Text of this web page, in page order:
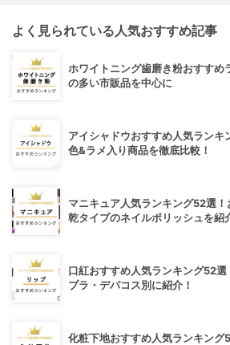
よく見られている人気おすすめ記事
ホワイトニング歯磨き粉おすすめ
の多い市販品を中心に
アイシャドウおすすめ人気ラン
色&ラメ入り商品を徹底比較！
マニキュア人気ランキング52選
乾タイプのネイルポリッシュを紹
口紅おすすめ人気ランキング52
プラ・デパコス別に紹介！
化粧下地おすすめ人気ランキング